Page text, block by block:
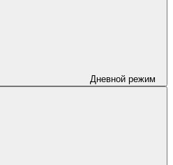
Дневной режим